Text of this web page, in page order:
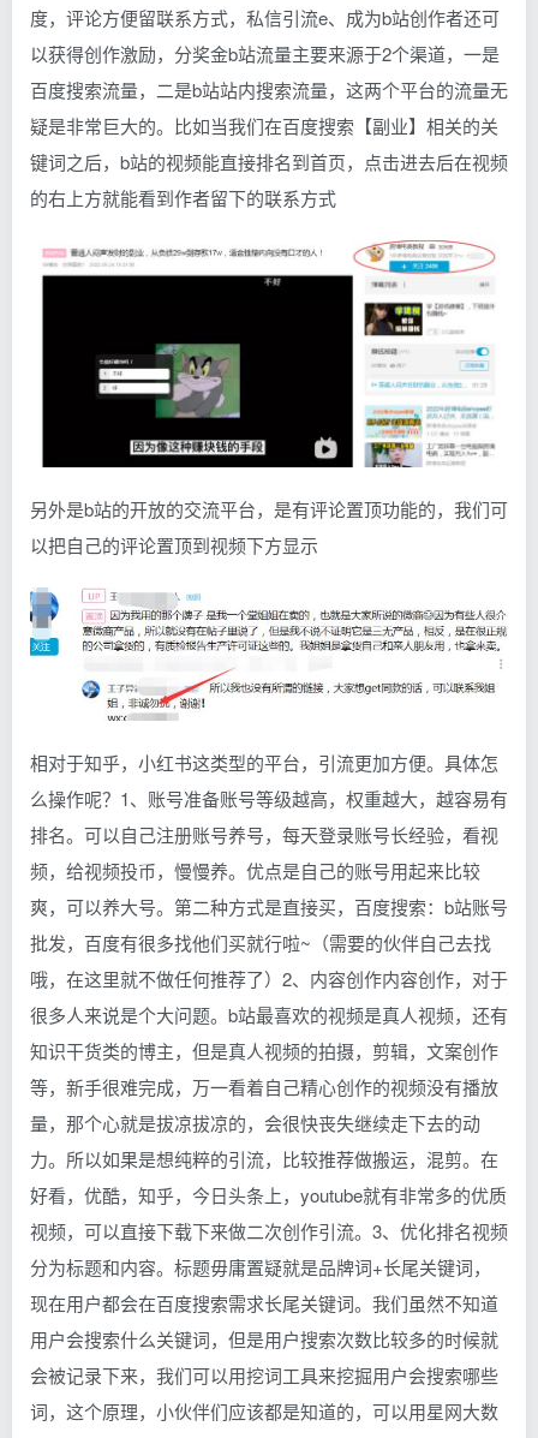
度，评论方便留联系方式，私信引流e、成为b站创作者还可
以获得创作激励，分奖金b站流量主要来源于2个渠道，一是
百度搜索流量，二是b站站内搜索流量，这两个平台的流量无
疑是非常巨大的。比如当我们在百度搜索【副业】相关的关
键词之后，b站的视频能直接排名到首页，点击进去后在视频
的右上方就能看到作者留下的联系方式
另外是b站的开放的交流平台，是有评论置顶功能的，我们可
以把自己的评论置顶到视频下方显示
相对于知乎，小红书这类型的平台，引流更加方便。具体怎
么操作呢？1、账号准备账号等级越高，权重越大，越容易有
排名。可以自己注册账号养号，每天登录账号长经验，看视
频，给视频投币，慢慢养。优点是自己的账号用起来比较
爽，可以养大号。第二种方式是直接买，百度搜索：b站账号
批发，百度有很多找他们买就行啦~（需要的伙伴自己去找
哦，在这里就不做任何推荐了）2、内容创作内容创作，对于
很多人来说是个大问题。b站最喜欢的视频是真人视频，还有
知识干货类的博主，但是真人视频的拍摄，剪辑，文案创作
等，新手很难完成，万一看着自己精心创作的视频没有播放
量，那个心就是拔凉拔凉的，会很快丧失继续走下去的动
力。所以如果是想纯粹的引流，比较推荐做搬运，混剪。在
好看，优酷，知乎，今日头条上，youtube就有非常多的优质
视频，可以直接下载下来做二次创作引流。3、优化排名视频
分为标题和内容。标题毋庸置疑就是品牌词+长尾关键词，
现在用户都会在百度搜索需求长尾关键词。我们虽然不知道
用户会搜索什么关键词，但是用户搜索次数比较多的时候就
会被记录下来，我们可以用挖词工具来挖掘用户会搜索哪些
词，这个原理，小伙伴们应该都是知道的，可以用星网大数